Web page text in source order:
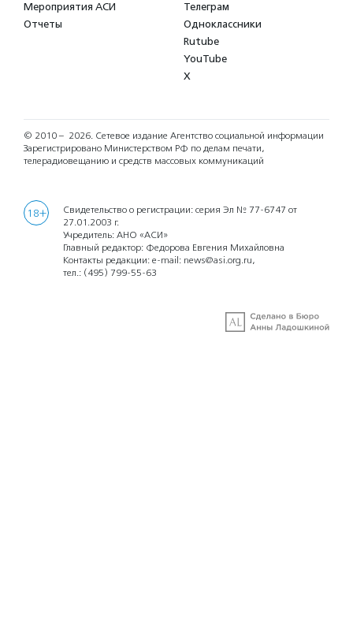
Мероприятия АСИ
Отчеты
Телеграм
Одноклассники
Rutube
YouTube
X
© 2010 – 2026. Сетевое издание Агентство социальной информации
Зарегистрировано Министерством РФ по делам печати,
телерадиовещанию и средств массовых коммуникаций
18+
Свидетельство о регистрации: серия Эл № 77-6747 от
27.01.2003 г.
Учредитель: АНО «АСИ»
Главный редактор: Федорова Евгения Михайловна
Контакты редакции: e-mail: news@asi.org.ru,
тел.: (495) 799-55-63